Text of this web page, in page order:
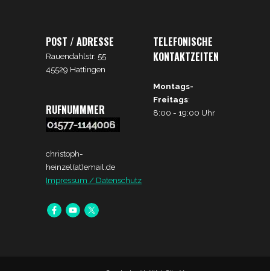
POST / ADRESSE
Rauendahlstr. 55
45529 Hattingen
RUFNUMMMER
christoph-
heinzel(at)email.de
Impressum / Datenschutz
TELEFONISCHE
KONTAKTZEITEN
Montags-
Freitags:
8:00 - 19:00 Uhr